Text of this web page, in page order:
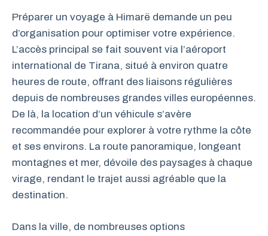
Préparer un voyage à Himarë demande un peu
d’organisation pour optimiser votre expérience.
L’accès principal se fait souvent via l’aéroport
international de Tirana, situé à environ quatre
heures de route, offrant des liaisons régulières
depuis de nombreuses grandes villes européennes.
De là, la location d’un véhicule s’avère
recommandée pour explorer à votre rythme la côte
et ses environs. La route panoramique, longeant
montagnes et mer, dévoile des paysages à chaque
virage, rendant le trajet aussi agréable que la
destination.
Dans la ville, de nombreuses options